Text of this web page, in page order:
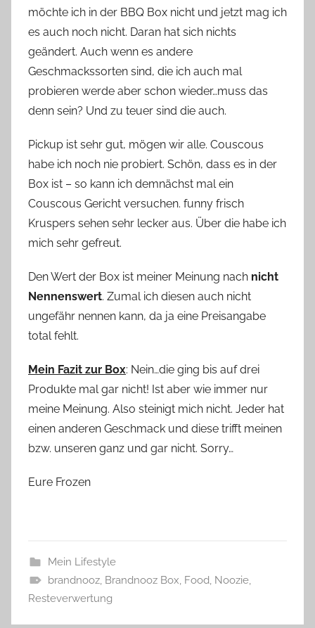
möchte ich in der BBQ Box nicht und jetzt mag ich
es auch noch nicht. Daran hat sich nichts
geändert. Auch wenn es andere
Geschmackssorten sind, die ich auch mal
probieren werde aber schon wieder…muss das
denn sein? Und zu teuer sind die auch.
Pickup ist sehr gut, mögen wir alle. Couscous
habe ich noch nie probiert. Schön, dass es in der
Box ist – so kann ich demnächst mal ein
Couscous Gericht versuchen. funny frisch
Kruspers sehen sehr lecker aus. Über die habe ich
mich sehr gefreut.
Den Wert der Box ist meiner Meinung nach nicht
Nennenswert. Zumal ich diesen auch nicht
ungefähr nennen kann, da ja eine Preisangabe
total fehlt.
Mein Fazit zur Box: Nein…die ging bis auf drei
Produkte mal gar nicht! Ist aber wie immer nur
meine Meinung. Also steinigt mich nicht. Jeder hat
einen anderen Geschmack und diese trifft meinen
bzw. unseren ganz und gar nicht. Sorry…
Eure Frozen
Mein Lifestyle
brandnooz, Brandnooz Box, Food, Noozie,
Resteverwertung